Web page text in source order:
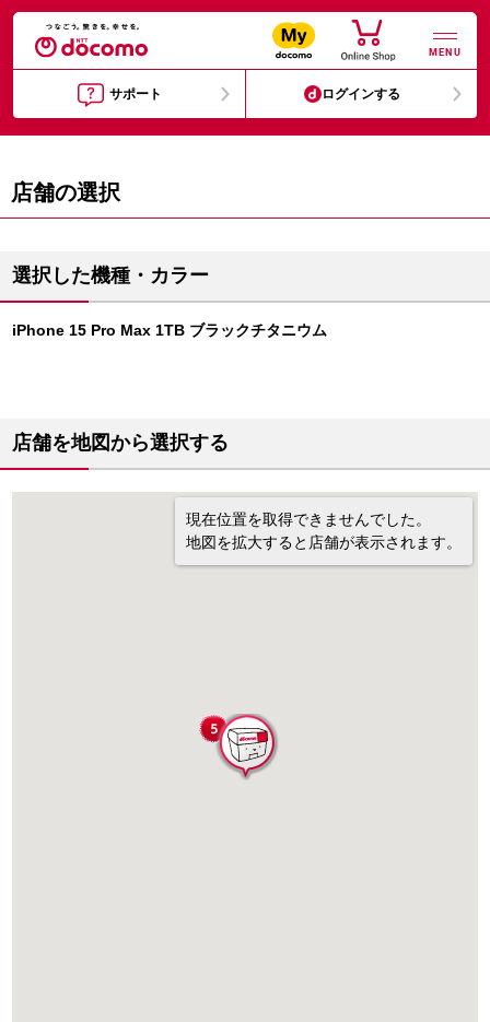
MENU
サポート ログインする
店舗の選択
選択した機種・カラー
iPhone 15 Pro Max 1TB ブラックチタニウム
店舗を地図から選択する
現在位置を取得できませんでした。
地図を拡大すると店舗が表示されます。